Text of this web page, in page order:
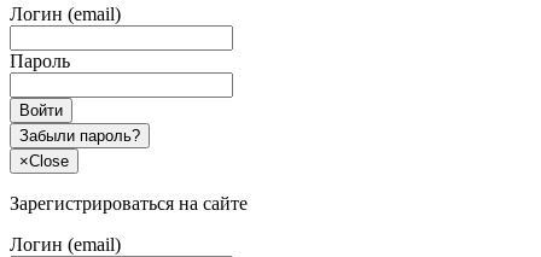
Логин (email)
Пароль
Войти
Забыли пароль?
×Close
Зарегистрироваться на сайте
Логин (email)